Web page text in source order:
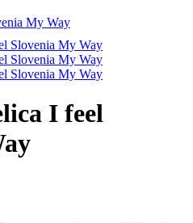
I feel